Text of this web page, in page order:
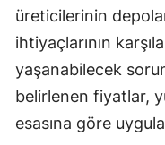
üreticilerinin
ihtiyaçlarının
yaşanabilecek
belirlenen fiyatlar,
esasına göre